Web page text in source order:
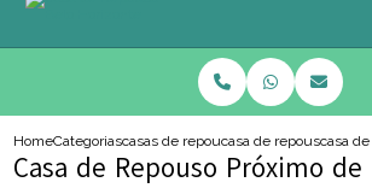
HomeCategoriascasas de repousocasa de repouso perto
casa
Casa de Repouso Próximo